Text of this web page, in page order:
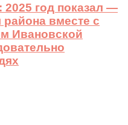
год показал —
вместе с
Ивановской